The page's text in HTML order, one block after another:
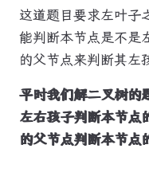
这道题目要求左叶子
能判断本节点是不是
的父节点来判断其左
平时我们解二叉树的
左右孩子判断本节点
的父节点判断本节点